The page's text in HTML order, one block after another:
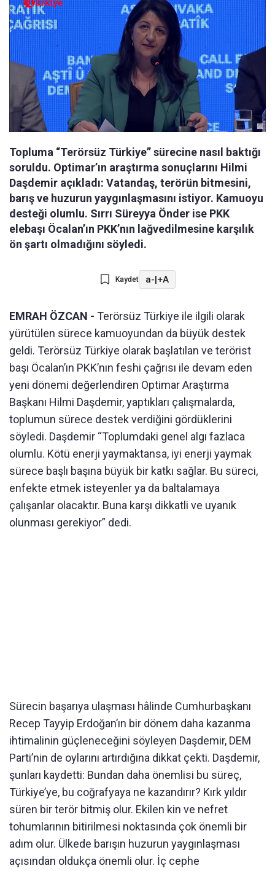
Topluma “Terörsüz Türkiye” sürecine nasıl baktığı
soruldu. Optimar’ın araştırma sonuçlarını Hilmi
Daşdemir açıkladı: Vatandaş, terörün bitmesini,
barış ve huzurun yaygınlaşmasını istiyor. Kamuoyu
desteği olumlu. Sırrı Süreyya Önder ise PKK
elebaşı Öcalan’ın PKK’nın lağvedilmesine karşılık
ön şartı olmadığını söyledi.
Kaydet a-|+A
EMRAH ÖZCAN - Terörsüz Türkiye ile ilgili olarak
yürütülen sürece kamuoyundan da büyük destek
geldi. Terörsüz Türkiye olarak başlatılan ve terörist
başı Öcalan’ın PKK’nın feshi çağrısı ile devam eden
yeni dönemi değerlendiren Optimar Araştırma
Başkanı Hilmi Daşdemir, yaptıkları çalışmalarda,
toplumun sürece destek verdiğini gördüklerini
söyledi. Daşdemir “Toplumdaki genel algı fazlaca
olumlu. Kötü enerji yaymaktansa, iyi enerji yaymak
sürece başlı başına büyük bir katkı sağlar. Bu süreci,
enfekte etmek isteyenler ya da baltalamaya
çalışanlar olacaktır. Buna karşı dikkatli ve uyanık
olunması gerekiyor” dedi.
Sürecin başarıya ulaşması hâlinde Cumhurbaşkanı
Recep Tayyip Erdoğan’ın bir dönem daha kazanma
ihtimalinin güçleneceğini söyleyen Daşdemir, DEM
Parti’nin de oylarını artırdığına dikkat çekti. Daşdemir,
şunları kaydetti: Bundan daha önemlisi bu süreç,
Türkiye’ye, bu coğrafyaya ne kazandırır? Kırk yıldır
süren bir terör bitmiş olur. Ekilen kin ve nefret
tohumlarının bitirilmesi noktasında çok önemli bir
adım olur. Ülkede barışın huzurun yaygınlaşması
açısından oldukça önemli olur. İç cephe